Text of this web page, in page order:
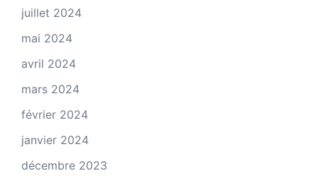
juillet 2024
mai 2024
avril 2024
mars 2024
février 2024
janvier 2024
décembre 2023